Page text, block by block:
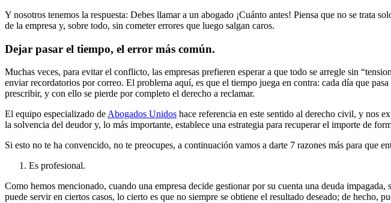
Y nosotros tenemos la respuesta: Debes llamar a un abogado ¡Cuánto antes! Piensa que no se trata
de la empresa y, sobre todo, sin cometer errores que luego salgan caros.
Dejar pasar el tiempo, el error más común.
Muchas veces, para evitar el conflicto, las empresas prefieren esperar a que todo se arregle sin
enviar recordatorios por correo. El problema aquí, es que el tiempo juega en contra: cada día que
prescribir, y con ello se pierde por completo el derecho a reclamar.
El equipo especializado de Abogados Unidos hace referencia en este sentido al derecho civil, y nos
la solvencia del deudor y, lo más importante, establece una estrategia para recuperar el importe de
Si esto no te ha convencido, no te preocupes, a continuación vamos a darte 7 razones más para que
Es profesional.
Como hemos mencionado, cuando una empresa decide gestionar por su cuenta una deuda
puede servir en ciertos casos, lo cierto es que no siempre se obtiene el resultado deseado; de hecho,